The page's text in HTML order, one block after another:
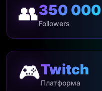
👥350 000
Followers
🎮Twitch
Платформа